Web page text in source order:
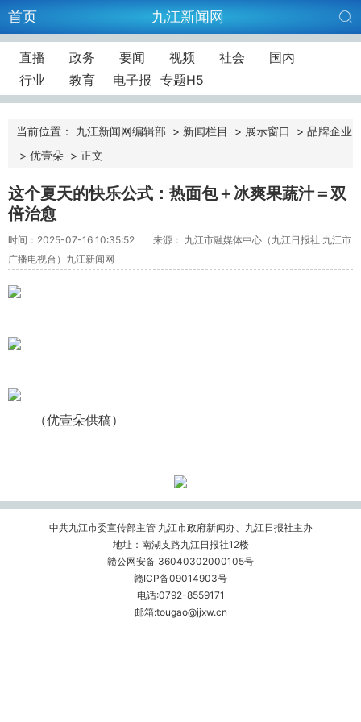
首页 九江新闻网
直播 政务 要闻 视频 社会
国内
行业
教育 电子报 专题H5
当前位置： 九江新闻网编辑部 > 新闻栏目 > 展示窗口 > 品牌企业
> 优壹朵 > 正文
这个夏天的快乐公式：热面包＋冰爽果蔬汁＝双
倍治愈
时间：2025-07-16 10:35:52
来源： 九江市融媒体中心（九江日报社 九江市
广播电视台）九江新闻网
（优壹朵供稿）
中共九江市委宣传部主管 九江市政府新闻办、九江日报社主办
地址：南湖支路九江日报社12楼
赣公网安备 36040302000105号
赣ICP备09014903号
电话:0792-8559171
邮箱:tougao@jjxw.cn